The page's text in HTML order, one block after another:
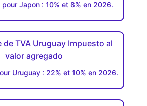
pour Japon : 10% et 8% en 2026.
de TVA Uruguay Impuesto al
valor agregado
Uruguay : 22% et 10% en 2026.